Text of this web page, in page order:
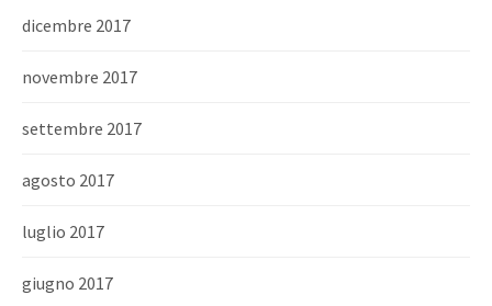
dicembre 2017
novembre 2017
settembre 2017
agosto 2017
luglio 2017
giugno 2017